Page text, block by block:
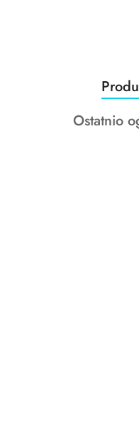
Pomiń karuzelę
o
Produkty
Ostatnio